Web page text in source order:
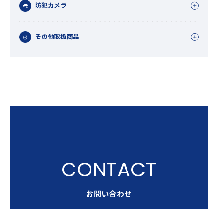
防犯カメラ
その他取扱商品
お問い合わせ